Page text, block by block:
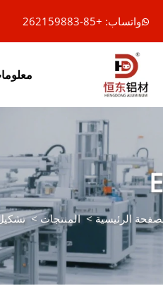
واتساب: +85-262159883
الرئيسية>المنتجات>